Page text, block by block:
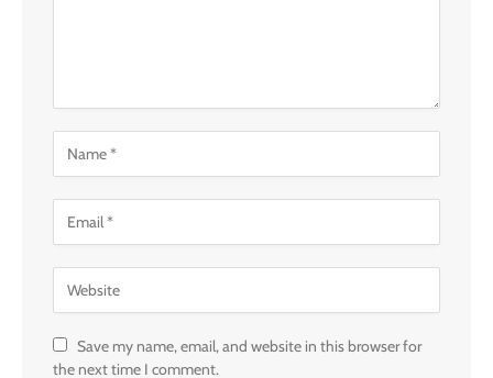
Save my name, email, and website in this browser for
the next time I comment.